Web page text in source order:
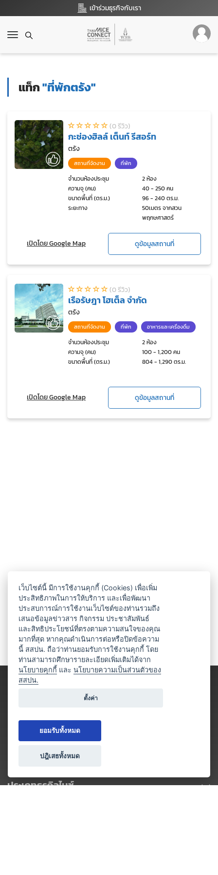
เข้าร่วมธุรกิจกับเรา
T
g
v
g
a
แท็ก"ที่พักตรัง"
(0 รีวิว)
กะช่องฮิลล์ เต็นท์ รีสอร์ท
ตรัง
สถานที่จัดงาน ที่พัก
จำนวนห้องประชุม
2 ห้อง
ความจุ (คน)
40 - 250 คน
ขนาดพื้นที่ (ตร.ม.)
96 - 240 ตร.ม.
ระยะทาง
50เมตร จากสวน
พฤกษศาสตร์
เปิดโดย Google Map ดูข้อมูลสถานที่
(0 รีวิว)
เรือรัษฎา โฮเต็ล จำกัด
ตรัง
สถานที่จัดงาน ที่พัก อาหารและเครื่องดื่ม
จำนวนห้องประชุม
2 ห้อง
ความจุ (คน)
100 - 1,200 คน
ขนาดพื้นที่ (ตร.ม.)
804 - 1,290 ตร.ม.
เปิดโดย Google Map ดูข้อมูลสถานที่
ประเภทธุรกิจไมซ์
เว็บไซต์นี้ มีการใช้งานคุกกี้ (Cookies) เพื่อเพิ่ม
ประสิทธิภาพในการให้บริการ และเพื่อพัฒนา
ประสบการณ์การใช้งานเว็บไซต์ของท่านรวมถึง
เสนอข้อมูลข่าวสาร กิจกรรม ประชาสัมพันธ์
และสิทธิประโยชน์ที่ตรงตามความสนใจของคุณ
มากที่สุด หากคุณดำเนินการต่อหรือปิดข้อความ
นี้ สสปน. ถือว่าท่านยอมรับการใช้งานคุกกี้ โดย
ท่านสามารถศึกษารายละเอียดเพิ่มเติมได้จาก
นโยบายคุกกี้ และนโยบายความเป็นส่วนตัวของ
สสปน.
ตั้งค่า
ยอมรับทั้งหมด
ปฎิเสธทั้งหมด